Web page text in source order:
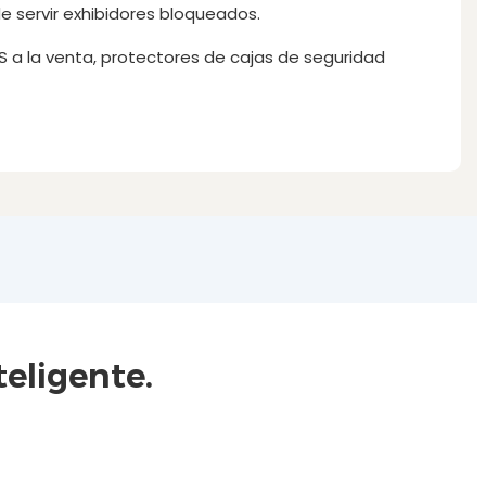
exhibidores bloqueados.
a la venta, protectores de cajas de seguridad